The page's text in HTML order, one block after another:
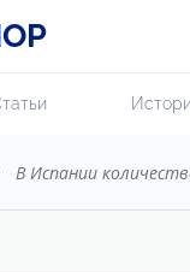
В Испании